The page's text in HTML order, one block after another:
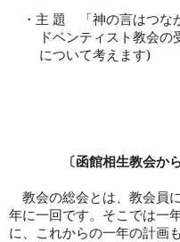
・主 題 「神の言はつな
ドベンティスト教会
について考えます)
〔函館相生教会か
教会の総会とは、教会員
年に一回です。そこでは一
に、これからの一年の計画